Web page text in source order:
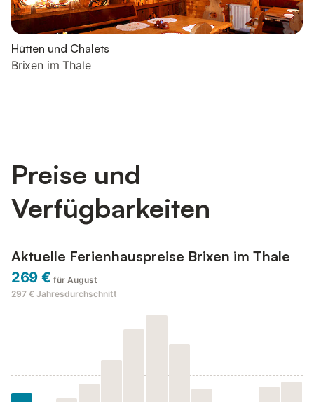
Hütten und Chalets
Brixen im Thale
Preise und
Verfügbarkeiten
Aktuelle Ferienhauspreise Brixen im Thale
269 € für August
297 € Jahresdurchschnitt